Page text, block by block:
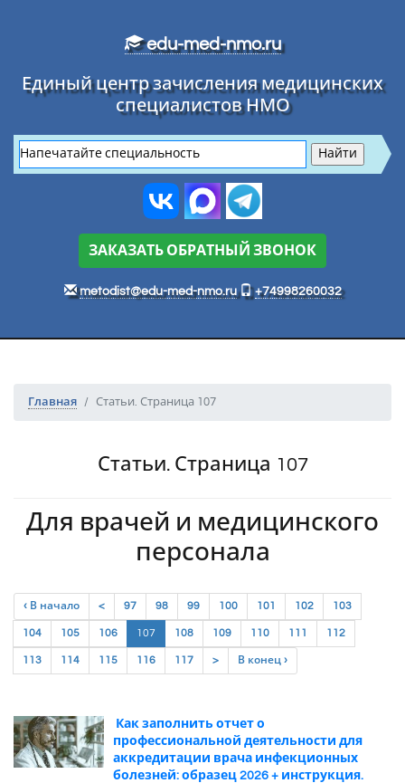
edu-med-nmo.ru
Единый центр зачисления медицинских
специалистов НМО
ЗАКАЗАТЬ ОБРАТНЫЙ ЗВОНОК
metodist@edu-med-nmo.ru +74998260032
Главная Статьи. Страница 107
Статьи. Страница 107
Для врачей и медицинского
персонала
‹ В начало < 97 98 99 100 101 102 103
104 105 106 107 (current)
108 109 110 111 112
113 114 115 116 117 > В конец ›
Как заполнить отчет о
профессиональной деятельности для
аккредитации врача инфекционных
болезней: образец 2026 + инструкция.